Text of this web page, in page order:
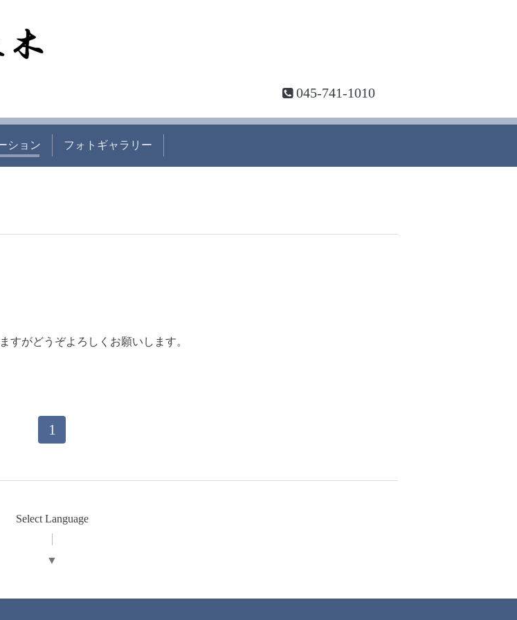
045-741-1010
ション フォトギャラリー
すがどうぞよろしくお願いします。
1
Select Language
▼